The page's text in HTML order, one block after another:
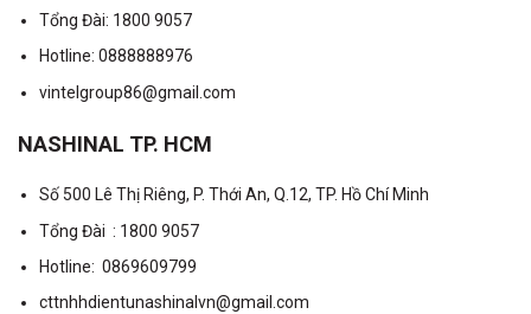
Tổng Đài: 1800 9057
Hotline: 0888888976
vintelgroup86@gmail.com
NASHINAL TP. HCM
Số 500 Lê Thị Riêng, P. Thới An, Q.12, TP. Hồ Chí Minh
Tổng Đài : 1800 9057
Hotline: 0869609799
cttnhhdientunashinalvn@gmail.com